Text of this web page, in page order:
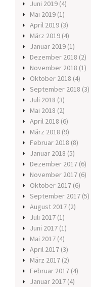
Juni 2019 (4)
Mai 2019 (1)
April 2019 (3)
März 2019 (4)
Januar 2019 (1)
Dezember 2018 (2)
November 2018 (1)
Oktober 2018 (4)
September 2018 (3)
Juli 2018 (3)
Mai 2018 (2)
April 2018 (6)
März 2018 (9)
Februar 2018 (8)
Januar 2018 (5)
Dezember 2017 (6)
November 2017 (6)
Oktober 2017 (6)
September 2017 (5)
August 2017 (2)
Juli 2017 (1)
Juni 2017 (1)
Mai 2017 (4)
April 2017 (3)
März 2017 (2)
Februar 2017 (4)
Januar 2017 (4)